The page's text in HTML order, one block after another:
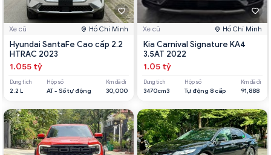
Xe cũ Hồ Chí Minh
Hyundai SantaFe Cao cấp 2.2
HTRAC 2023
1.055 tỷ
Dung tích
2.2 L
Hộp số
AT - Số tự động
Km đã đi
30,000
Xe cũ Hồ Chí Minh
Kia Carnival Signature KA4
3.5AT 2022
1.05 tỷ
Dung tích
3470cm3
Hộp số
Tự động 8 cấp
Km đã đi
91,888